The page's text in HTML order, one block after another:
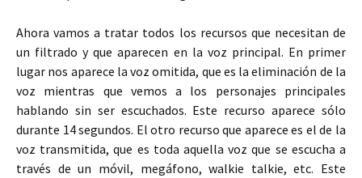
Ahora vamos a tratar todos los recursos que necesitan de
un filtrado y que aparecen en la voz principal. En primer
lugar nos aparece la voz omitida, que es la eliminación de la
voz mientras que vemos a los personajes principales
hablando sin ser escuchados. Este recurso aparece sólo
durante 14 segundos. El otro recurso que aparece es el de la
voz transmitida, que es toda aquella voz que se escucha a
través de un móvil, megáfono, walkie talkie, etc. Este